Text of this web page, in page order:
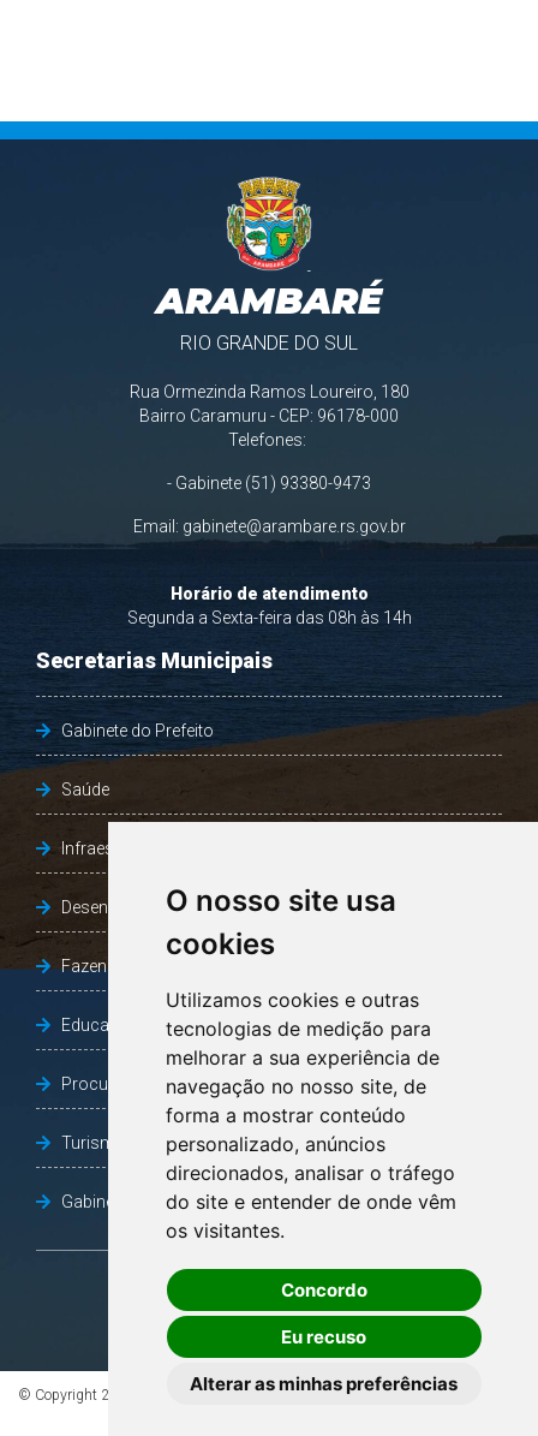
O nosso site usa
cookies
Utilizamos cookies e outras
tecnologias de medição para
melhorar a sua experiência de
navegação no nosso site, de
forma a mostrar conteúdo
personalizado, anúncios
direcionados, analisar o tráfego
do site e entender de onde vêm
os visitantes.
Concordo
Eu recuso
Alterar as minhas preferências
ARAMBARÉ
RIO GRANDE DO SUL
Rua Ormezinda Ramos Loureiro, 180
Bairro Caramuru - CEP: 96178-000
Telefones:
- Gabinete (51) 93380-9473
Email: gabinete@arambare.rs.gov.br
Horário de atendimento
Segunda a Sexta-feira das 08h às 14h
Secretarias Municipais
Gabinete do Prefeito
Saúde
Infraestrutura, Agricultura e Meio Ambiente
Desenvolvimento Social
Fazenda e Desenvolvimento Econômico
Educação
Procuradoria Geral do Município
Turismo, Desporto e Cultura
Gabinete Vice-Prefeito
OUVIDORIA
© Copyright 2026 - Todos os direitos reservados à Prefeitura de